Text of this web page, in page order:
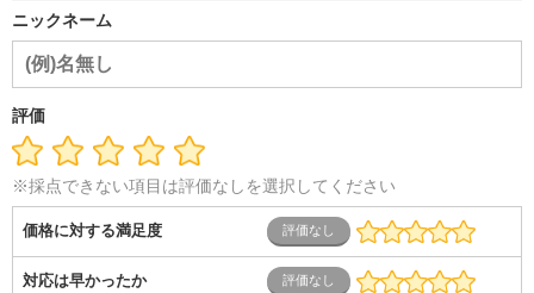
ム開発・SE・インフラ）
導体・制御）
警備・交通・建築・土木技術職
医療・福祉・
介護
その他
ス
士業・コンサルティング 金融・商社
不動産・保険・サ
ービス
専業主婦（夫）
営業
ニックネーム
評価
※採点できない項目は評価なしを選択してください
価格に対する満足度
対応は早かったか